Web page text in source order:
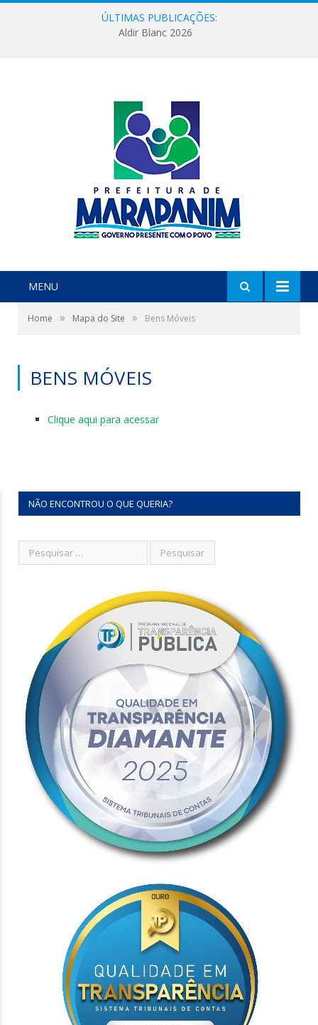
ÚLTIMAS PUBLICAÇÕES:
Aldir Blanc 2026
MENU
Home » Mapa do Site » Bens Móveis
BENS MÓVEIS
Clique aqui para acessar
NÃO ENCONTROU O QUE QUERIA?